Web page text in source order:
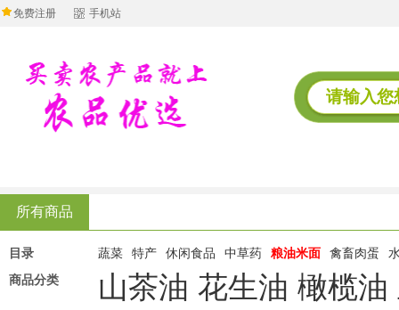
免费注册 手机站
所有商品
目录 蔬菜 特产 休闲食品 中草药 粮油米面 禽畜肉蛋
商品分类
山茶油 花生油 橄榄油